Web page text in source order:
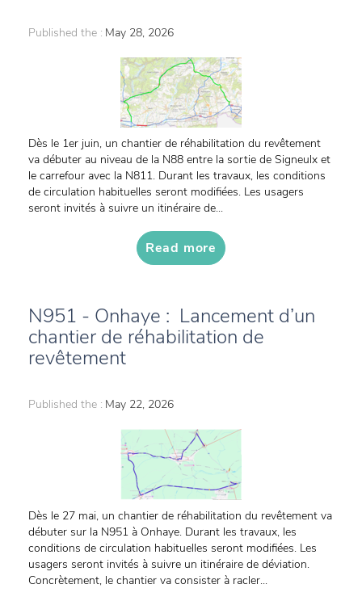
Published the : May 28, 2026
Dès le 1er juin, un chantier de réhabilitation du revêtement
va débuter au niveau de la N88 entre la sortie de Signeulx et
le carrefour avec la N811. Durant les travaux, les conditions
de circulation habituelles seront modifiées. Les usagers
seront invités à suivre un itinéraire de...
Read more
N951 - Onhaye : Lancement d’un
chantier de réhabilitation de
revêtement
Published the : May 22, 2026
Dès le 27 mai, un chantier de réhabilitation du revêtement va
débuter sur la N951 à Onhaye. Durant les travaux, les
conditions de circulation habituelles seront modifiées. Les
usagers seront invités à suivre un itinéraire de déviation.
Concrètement, le chantier va consister à racler...